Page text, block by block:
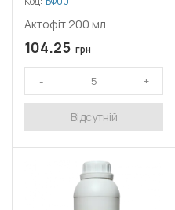
Актофіт 200 мл
104.25 грн
Відсутній